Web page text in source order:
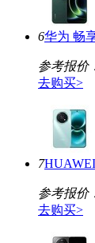
6华为 畅
参考报价
去购买>
7
参考报价
去购买>